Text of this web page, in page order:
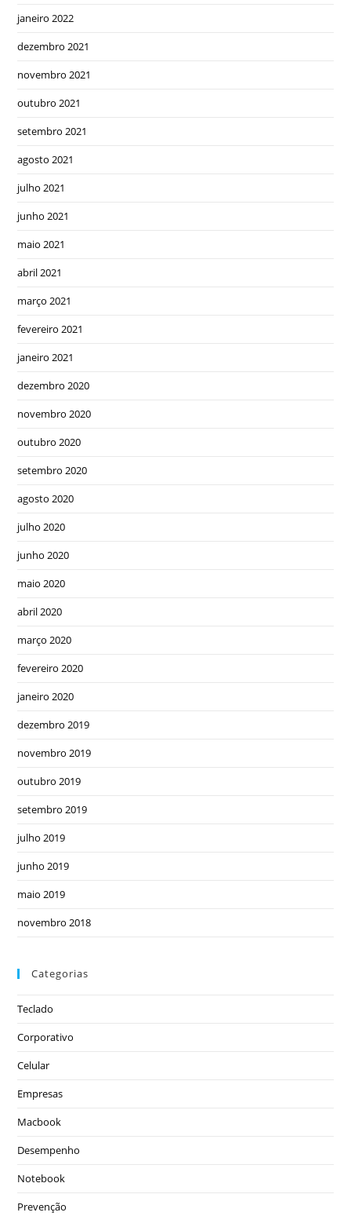
janeiro 2022
dezembro 2021
novembro 2021
outubro 2021
setembro 2021
agosto 2021
julho 2021
junho 2021
maio 2021
abril 2021
março 2021
fevereiro 2021
janeiro 2021
dezembro 2020
novembro 2020
outubro 2020
setembro 2020
agosto 2020
julho 2020
junho 2020
maio 2020
abril 2020
março 2020
fevereiro 2020
janeiro 2020
dezembro 2019
novembro 2019
outubro 2019
setembro 2019
julho 2019
junho 2019
maio 2019
novembro 2018
Categorias
Teclado
Corporativo
Celular
Empresas
Macbook
Desempenho
Notebook
Prevenção